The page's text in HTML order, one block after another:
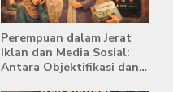
Perempuan dalam Jerat
Iklan dan Media Sosial:
Antara Objektifikasi dan